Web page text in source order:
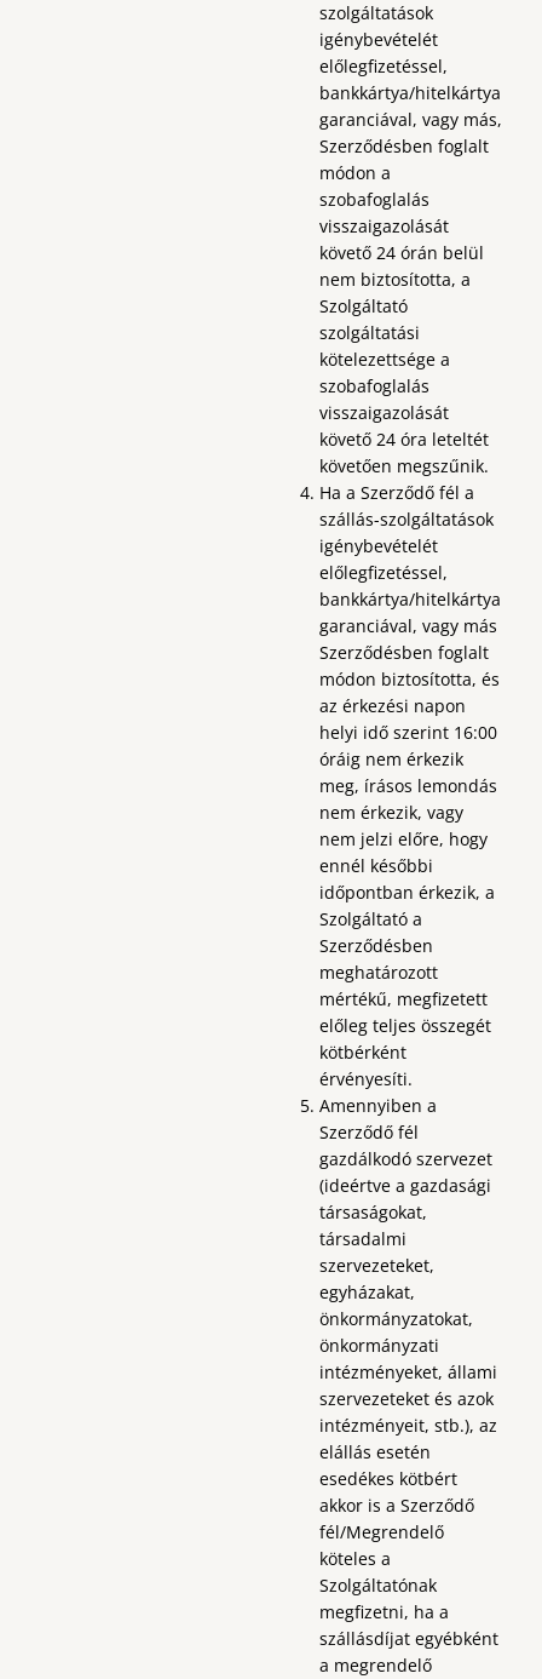
szolgáltatások
igénybevételét
előlegfizetéssel,
bankkártya/hitelkártya
garanciával, vagy más,
Szerződésben foglalt
módon a
szobafoglalás
visszaigazolását
követő 24 órán belül
nem biztosította, a
Szolgáltató
szolgáltatási
kötelezettsége a
szobafoglalás
visszaigazolását
követő 24 óra leteltét
követően megszűnik.
Ha a Szerződő fél a
szállás-szolgáltatások
igénybevételét
előlegfizetéssel,
bankkártya/hitelkártya
garanciával, vagy más
Szerződésben foglalt
módon biztosította, és
az érkezési napon
helyi idő szerint 16:00
óráig nem érkezik
meg, írásos lemondás
nem érkezik, vagy
nem jelzi előre, hogy
ennél későbbi
időpontban érkezik, a
Szolgáltató a
Szerződésben
meghatározott
mértékű, megfizetett
előleg teljes összegét
kötbérként
érvényesíti.
Amennyiben a
Szerződő fél
gazdálkodó szervezet
(ideértve a gazdasági
társaságokat,
társadalmi
szervezeteket,
egyházakat,
önkormányzatokat,
önkormányzati
intézményeket, állami
szervezeteket és azok
intézményeit, stb.), az
elállás esetén
esedékes kötbért
akkor is a Szerződő
fél/Megrendelő
köteles a
Szolgáltatónak
megfizetni, ha a
szállásdíjat egyébként
a megrendelő